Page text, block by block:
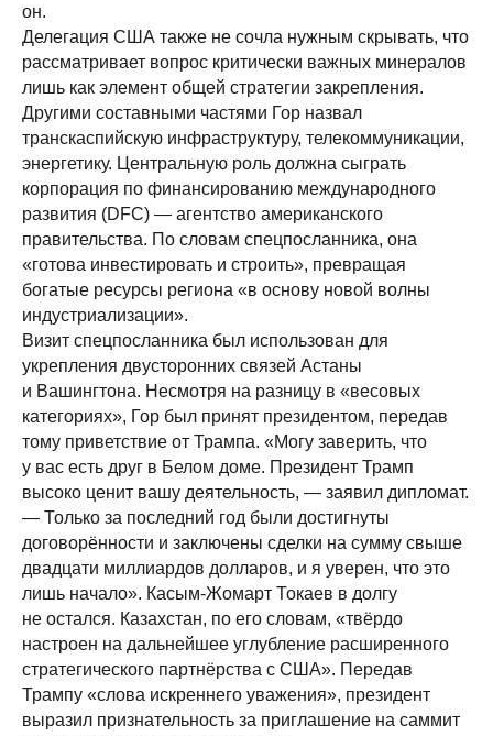
он.
Делегация США также не сочла нужным скрывать, что
рассматривает вопрос критически важных минералов
лишь как элемент общей стратегии закрепления.
Другими составными частями Гор назвал
транскаспийскую инфраструктуру, телекоммуникации,
энергетику. Центральную роль должна сыграть
корпорация по финансированию международного
развития (DFC) — агентство американского
правительства. По словам спецпосланника, она
«готова инвестировать и строить», превращая
богатые ресурсы региона «в основу новой волны
индустриализации».
Визит спецпосланника был использован для
укрепления двусторонних связей Астаны
и Вашингтона. Несмотря на разницу в «весовых
категориях», Гор был принят президентом, передав
тому приветствие от Трампа. «Могу заверить, что
у вас есть друг в Белом доме. Президент Трамп
высоко ценит вашу деятельность, — заявил дипломат.
— Только за последний год были достигнуты
договорённости и заключены сделки на сумму свыше
двадцати миллиардов долларов, и я уверен, что это
лишь начало». Касым-Жомарт Токаев в долгу
не остался. Казахстан, по его словам, «твёрдо
настроен на дальнейшее углубление расширенного
стратегического партнёрства с США». Передав
Трампу «слова искреннего уважения», президент
выразил признательность за приглашение на саммит